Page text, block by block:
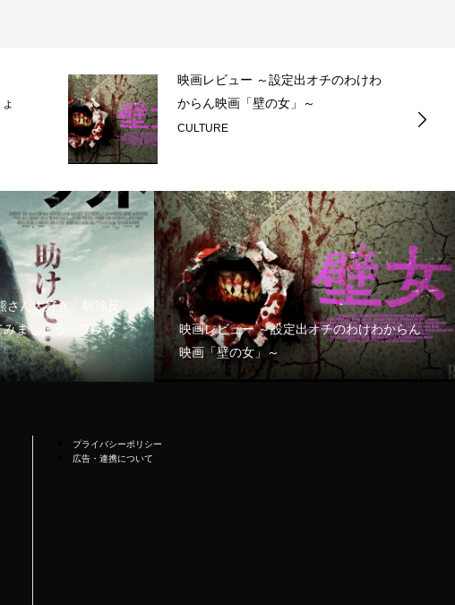
映画レビュー ～設定出オチのわけわ
からん映画「壁の女」～
CULTURE
ん大好き、駆除反
ましょう「ブラッ
映画レビュー ～設定出オチのわけわからん
映画「壁の女」～
プライバシーポリシー
広告・連携について